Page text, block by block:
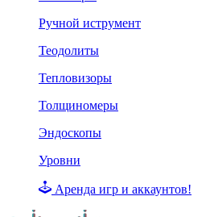
Ручной иструмент
Теодолиты
Тепловизоры
Толщиномеры
Эндоскопы
Уровни
Аренда игр и аккаунтов!